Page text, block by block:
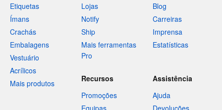
Etiquetas
Ímans
Crachás
Embalagens
Vestuário
Acrílicos
Mais produtos
Lojas
Notify
Ship
Mais ferramentas
Pro
Blog
Carreiras
Imprensa
Estatísticas
Recursos
Promoções
Equipas
Assistência
Ajuda
Devoluções